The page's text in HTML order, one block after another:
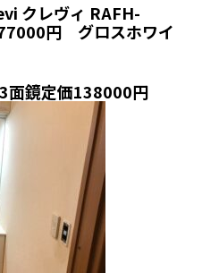
クレヴィ RAFH-
円 グロスホワイ
面鏡定価138000円